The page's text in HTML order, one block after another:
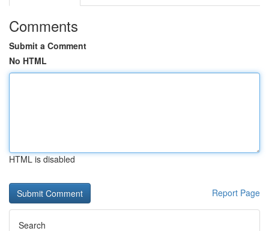
Comments
Submit a Comment
No HTML
HTML is disabled
Report Page
Search